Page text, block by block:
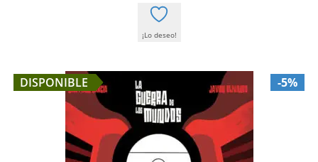
¡Lo deseo!
DISPONIBLE -5%